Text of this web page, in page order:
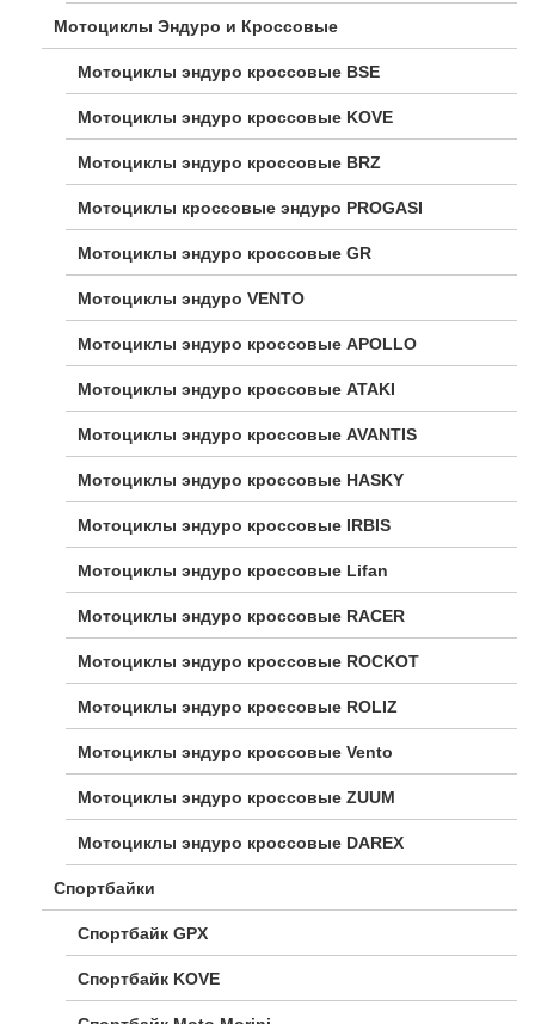
Мотоциклы Эндуро и Кроссовые
Мотоциклы эндуро кроссовые BSE
Мотоциклы эндуро кроссовые KOVE
Мотоциклы эндуро кроссовые BRZ
Мотоциклы кроссовые эндуро PROGASI
Мотоциклы эндуро кроссовые GR
Мотоциклы эндуро VENTO
Мотоциклы эндуро кроссовые APOLLO
Мотоциклы эндуро кроссовые ATAKI
Мотоциклы эндуро кроссовые AVANTIS
Мотоциклы эндуро кроссовые HASKY
Мотоциклы эндуро кроссовые IRBIS
Мотоциклы эндуро кроссовые Lifan
Мотоциклы эндуро кроссовые RACER
Мотоциклы эндуро кроссовые ROCKOT
Мотоциклы эндуро кроссовые ROLIZ
Мотоциклы эндуро кроссовые Vento
Мотоциклы эндуро кроссовые ZUUM
Мотоциклы эндуро кроссовые DAREX
Спортбайки
Спортбайк GPX
Спортбайк KOVE